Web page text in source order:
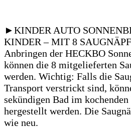
►KINDER AUTO
KINDER – MIT 8
Anbringen der HECKBO
können die 8 mitgelieferten
werden. Wichtig: Falls die
Transport verstrickt sind,
sekündigen Bad im
hergestellt werden. Die
wie neu.